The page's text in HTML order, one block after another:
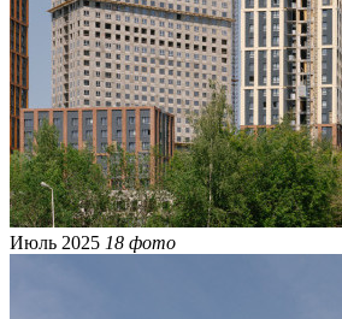
Июль 2025 18 фото